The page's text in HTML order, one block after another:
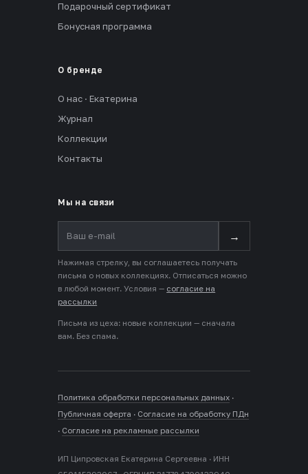
Подарочный сертификат
Бонусная программа
О бренде
О нас · Екатерина
Журнал
Коллекции
Контакты
Мы на связи
→
Нажимая стрелку, вы соглашаетесь получать
письма о новых коллекциях. Отписаться можно
в любой момент. Условия — согласие на
рассылки
Письма из цеха: новые коллекции — сначала
вам. Без спама.
Политика обработки персональных данных ·
Публичная оферта · Согласие на обработку ПДн
· Согласие на рекламные рассылки
ИП Ципровская Екатерина Сергеевна · ИНН